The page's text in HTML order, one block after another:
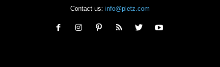
Contact us: info@pletz.com